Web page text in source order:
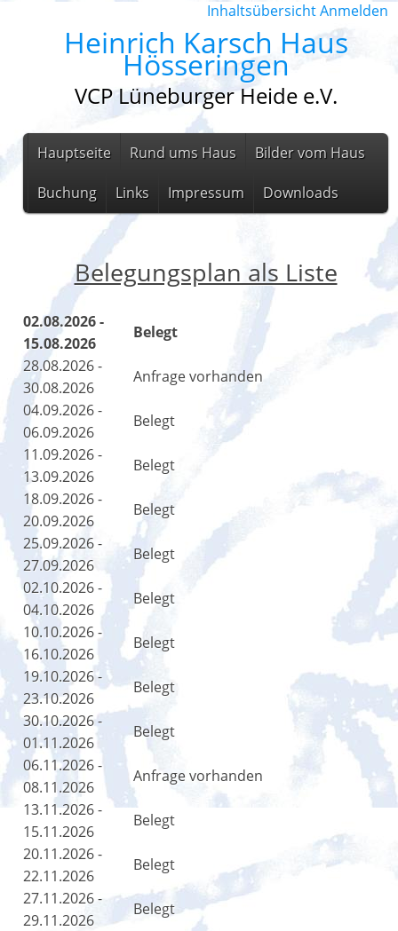
InhaltsübersichtAnmelden
Heinrich Karsch Haus
Hösseringen
VCP Lüneburger Heide e.V.
Hauptseite Rund ums Haus Bilder vom Haus
Buchung Links Impressum Downloads
Belegungsplan als Liste
02.08.2026 -
15.08.2026
Belegt
28.08.2026 -
30.08.2026
Anfrage vorhanden
04.09.2026 -
06.09.2026
Belegt
11.09.2026 -
13.09.2026
Belegt
18.09.2026 -
20.09.2026
Belegt
25.09.2026 -
27.09.2026
Belegt
02.10.2026 -
04.10.2026
Belegt
10.10.2026 -
16.10.2026
Belegt
19.10.2026 -
23.10.2026
Belegt
30.10.2026 -
01.11.2026
Belegt
06.11.2026 -
08.11.2026
Anfrage vorhanden
13.11.2026 -
15.11.2026
Belegt
20.11.2026 -
22.11.2026
Belegt
27.11.2026 -
29.11.2026
Belegt